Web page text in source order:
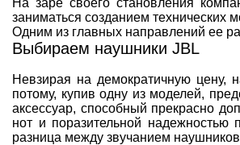
На заре своего становления
заниматься созданием
Одним из главных направлений ее
Выбираем наушники JBL
Невзирая на демократичную цену,
потому, купив одну из моделей,
аксессуар, способный прекрасно
нот и поразительной надежностью
разница между звучанием